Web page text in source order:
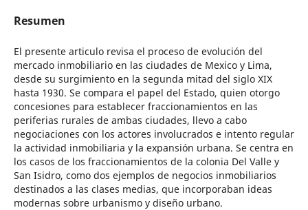
Resumen
El presente articulo revisa el proceso de evolución del
mercado inmobiliario en las ciudades de Mexico y Lima,
desde su surgimiento en la segunda mitad del siglo XIX
hasta 1930. Se compara el papel del Estado, quien otorgo
concesiones para establecer fraccionamientos en las
periferias rurales de ambas ciudades, llevo a cabo
negociaciones con los actores involucrados e intento regular
la actividad inmobiliaria y la expansión urbana. Se centra en
los casos de los fraccionamientos de la colonia Del Valle y
San Isidro, como dos ejemplos de negocios inmobiliarios
destinados a las clases medias, que incorporaban ideas
modernas sobre urbanismo y diseño urbano.